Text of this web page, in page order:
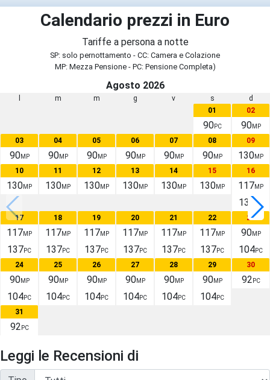
Calendario prezzi in Euro
Tariffe a persona a notte
SP: solo pernottamento - CC: Camera e Colazione
MP: Mezza Pensione - PC: Pensione Completa)
Agosto 2026
m m g v s
d
01
90PC
02
90MP
03
90MP
04
90MP
05
90MP
06
90MP
07
90MP
08
90MP
09
130MP
10
130MP
11
130MP
12
130MP
13
130MP
14
130MP
15
130MP
16
117MP
137PC
17
117MP
137PC
18
117MP
137PC
19
117MP
137PC
20
117MP
137PC
21
117MP
137PC
22
117MP
137PC
23
90MP
104PC
24
90MP
104PC
25
90MP
104PC
26
90MP
104PC
27
90MP
104PC
28
90MP
104PC
29
90MP
104PC
30
92 PC
31
92 PC
Leggi le Recensioni di